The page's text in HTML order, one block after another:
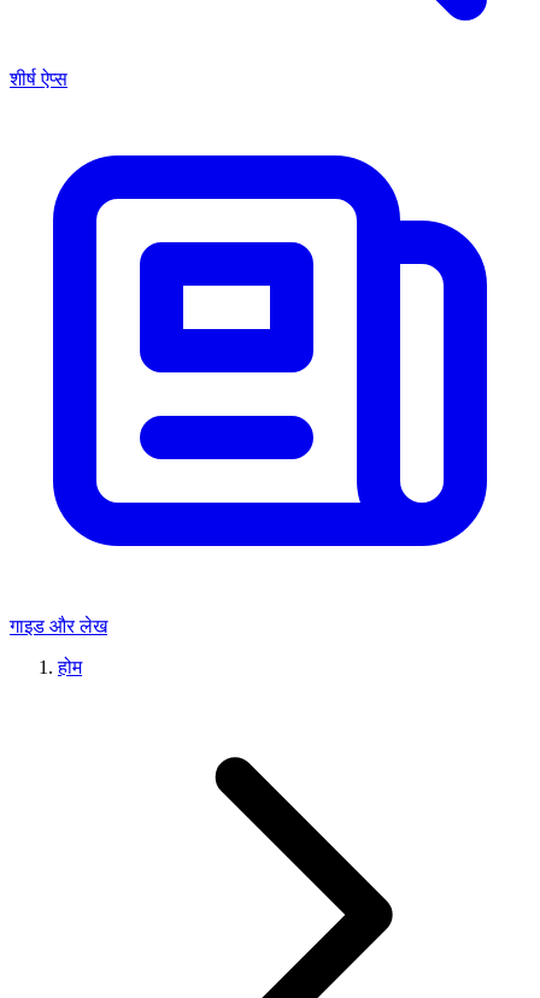
शीर्ष ऐप्स
गाइड और लेख
होम